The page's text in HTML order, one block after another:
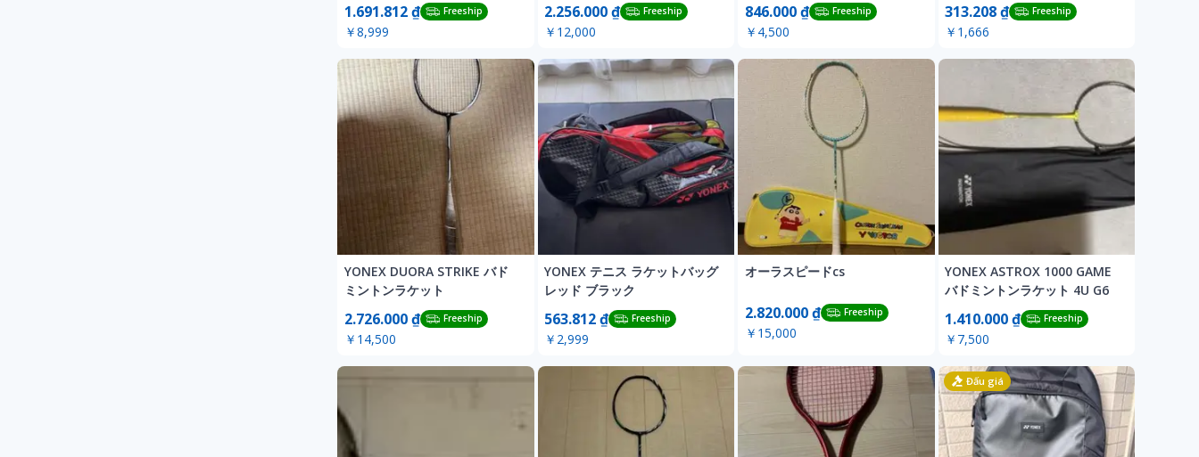
1.691.812 ₫ Freeship
￥8,999
2.256.000 ₫ Freeship
￥12,000
846.000 ₫ Freeship
￥4,500
313.208 ₫ Freeship
￥1,666
YONEX DUORA STRIKE バド
ミントンラケット
2.726.000 ₫ Freeship
￥14,500
YONEX テニス ラケットバッグ
レッド ブラック
563.812 ₫ Freeship
￥2,999
オーラスピードcs
2.820.000 ₫ Freeship
￥15,000
YONEX ASTROX 1000 GAME
バドミントンラケット 4U G6
1.410.000 ₫ Freeship
￥7,500
Đấu giá